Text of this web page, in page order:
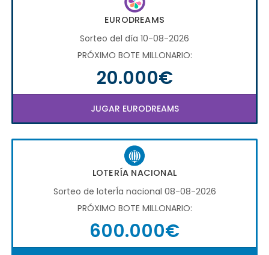
EURODREAMS
Sorteo del día 10-08-2026
PRÓXIMO BOTE MILLONARIO:
20.000€
JUGAR EURODREAMS
LOTERÍA NACIONAL
Sorteo de loterÍa nacional 08-08-2026
PRÓXIMO BOTE MILLONARIO:
600.000€